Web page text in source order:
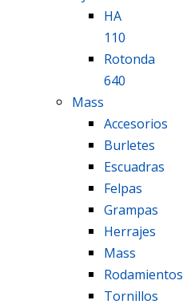
HA
110
Rotonda
640
Mass
Accesorios
Burletes
Escuadras
Felpas
Grampas
Herrajes
Mass
Rodamientos
Tornillos